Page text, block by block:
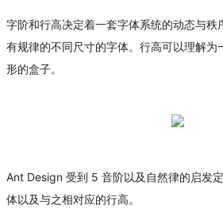
字阶和行高决定着一套字体系统的动态与秩
有规律的不同尺寸的字体。行高可以理解为
形的盒子。
Ant Design 受到 5 音阶以及自然律的启发
体以及与之相对应的行高。